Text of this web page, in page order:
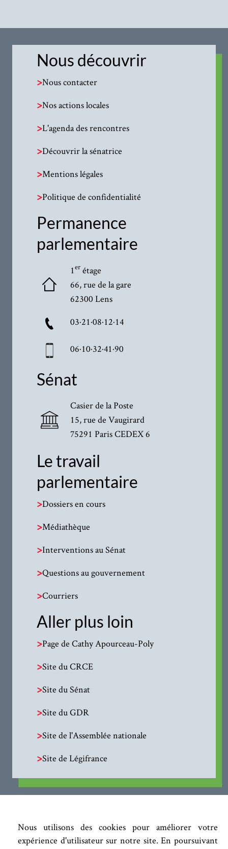
Nous utilisons des cookies pour améliorer votre
expérience d'utilisateur sur notre site. En poursuivant
Nous découvrir
>Nous contacter
>Nos actions locales
>L'agenda des rencontres
>Découvrir la sénatrice
>Mentions légales
>Politique de confidentialité
Permanence
parlementaire
1erétage
66, rue de la gare
62300 Lens
03·21·08·12·14
06·10·32·41·90
Sénat
Casier de la Poste
15, rue de Vaugirard
75291 Paris CEDEX 6
Le travail
parlementaire
>Dossiers en cours
>Médiathèque
>Interventions au Sénat
>Questions au gouvernement
>Courriers
Aller plus loin
>Page de Cathy Apourceau-Poly
>Site du CRCE
>Site du Sénat
>Site du GDR
>Site de l'Assemblée nationale
>Site de Légifrance